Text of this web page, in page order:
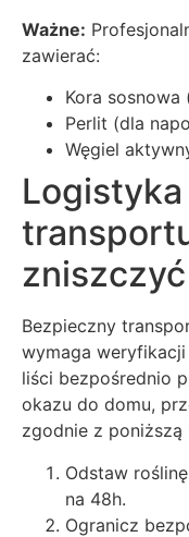
Ważne:
zawierać:
Kora
Perlit (dla
Węgiel
Bezpieczny
wymaga
liści bezpośrednio
okazu do domu,
zgodnie z poniższą
Odstaw
na 48h.
Ogranicz